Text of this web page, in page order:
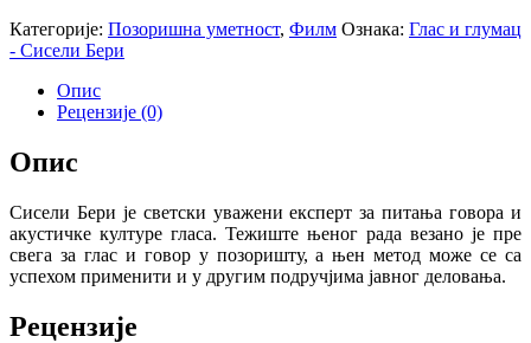
Категорије: Позоришна уметност, Филм Ознака: Глас и глумац
- Сисели Бери
Опис
Рецензије (0)
Опис
Сисели Бери је светски уважени експерт за питања говора и
акустичке културе гласа. Тежиште њеног рада везано је пре
свега за глас и говор у позоришту, а њен метод може се са
успехом применити и у другим подручјима јавног деловања.
Рецензије